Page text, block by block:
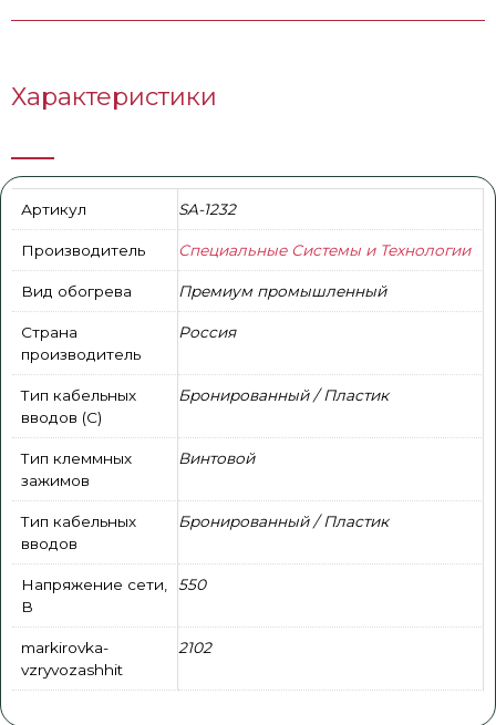
Характеристики
Артикул SA-1232
Производитель Специальные Системы и Технологии
Вид обогрева Премиум промышленный
Страна
производитель
Россия
Тип кабельных
вводов (С)
Бронированный / Пластик
Тип клеммных
зажимов
Винтовой
Тип кабельных
вводов
Бронированный / Пластик
Напряжение сети,
В
550
markirovka-
vzryvozashhit
2102